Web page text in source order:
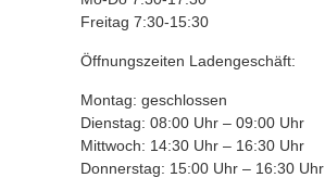
Freitag 7:30-15:30
Öffnungszeiten Ladengeschäft:
Montag: geschlossen
Dienstag: 08:00 Uhr – 09:00 Uhr
Mittwoch: 14:30 Uhr – 16:30 Uhr
Donnerstag: 15:00 Uhr – 16:30 Uhr